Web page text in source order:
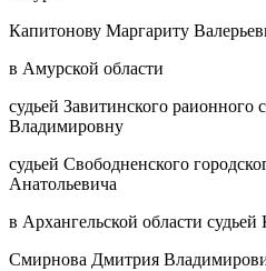
Капитонову Маргариту
в Амурской области
судьей Завитинского раионного
Владимировну
судьей Свободненского
Анатольевича
в Архангельской области судьей
Смирнова Дмитрия